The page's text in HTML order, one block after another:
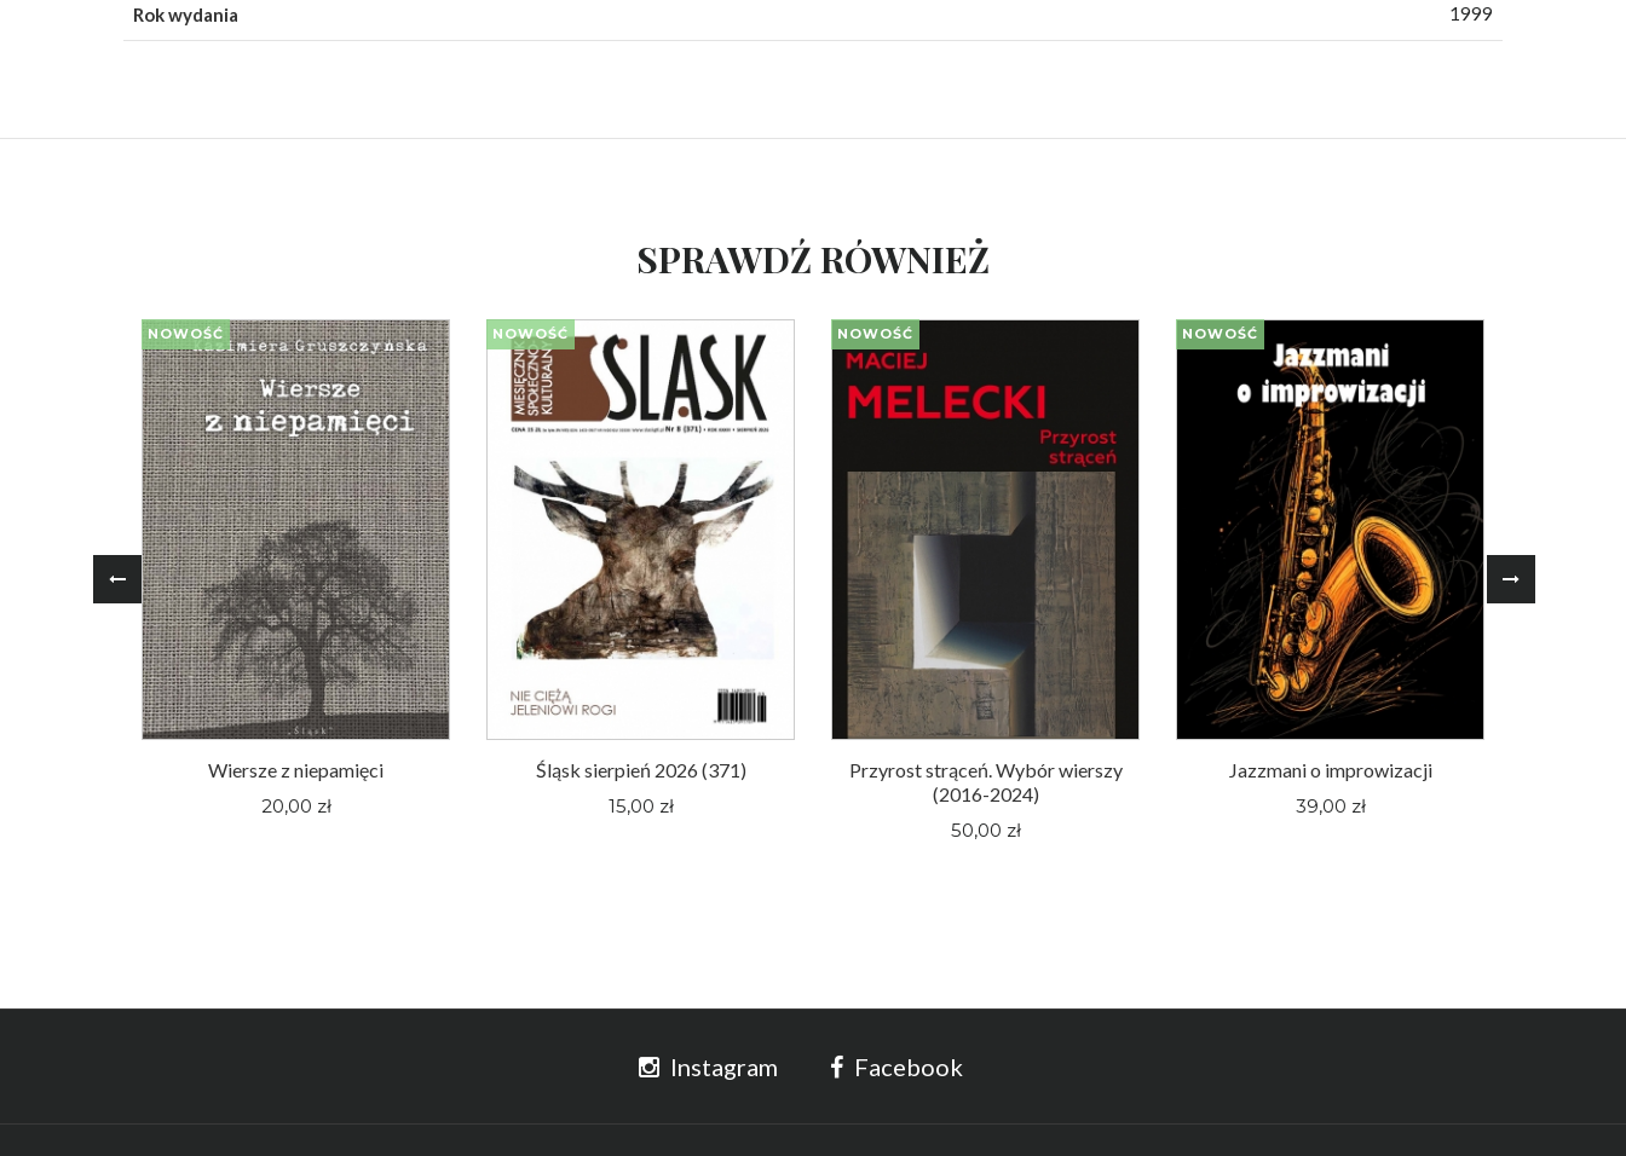
Rok wydania 1999
SPRAWDŹ RÓWNIEŻ
NOWOŚĆ
Wiersze z niepamięci
20,00 zł
NOWOŚĆ
Śląsk sierpień 2026 (371)
15,00 zł
NOWOŚĆ
Przyrost strąceń. Wybór wierszy
(2016-2024)
50,00 zł
NOWOŚĆ
Jazzmani o improwizacji
39,00 zł
Instagram Facebook